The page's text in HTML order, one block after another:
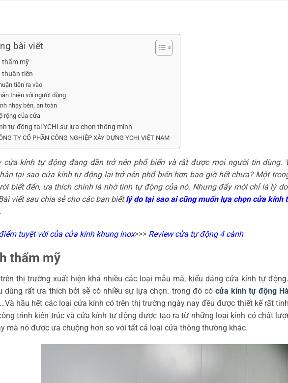
bài viết
thẩm mỹ
thuận tiện
tiện ra vào
thiện với người dùng
nhạy bén, an toàn
rộng của cửa
tự động tại YCHI sự lựa chọn thông minh
TY CỔ PHẦN CÔNG NGHIỆP XÂY DỰNG YCHI VIỆT NAM
cửa kính tự động đang dần trở nên phổ biến và rất được mọi người tin dùng.
tại sao cửa kính tự động lại trở nên phổ biến hơn bao giờ hết chưa? Một
biết đến, ưa thích chính là nhờ tính tự động của nó. Nhưng đấy mới chỉ là lý
viết sau chia sẻ cho các bạn biếtlý do tại sao ai cũng muốn lựa chọn cửa kính
tuyệt vời của cửa kính khung inox>>> Review cửa tự động 4 cánh
thẩm mỹ
trên thị trường xuất hiện khá nhiều các loại mẫu mã, kiểu dáng cửa kính tự
dùng rất ưa thích bởi sẽ có nhiều sự lựa chọn. trong đó có cửa kính tự động
hầu hết các loại cửa kính có trên thị trường ngày nay đều được thiết kế rất
trình kiến trúc và cửa kính tự động được tạo ra từ những loại kính có chất
mà nó được ưa chuộng hơn so với tất cả loại cửa thông thường khác.